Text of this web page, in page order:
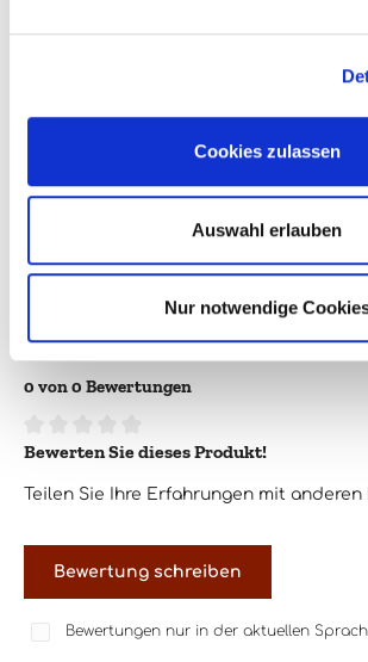
Cookies zulassen
Auswahl erlauben
Nur notwendige
Enthält Sulfite:
Verpackungsgröße: 1
0 von 0 Bewertungen
Durchschnittliche Bewertung von 0 von 5
Bewerten Sie dieses Produkt!
Teilen Sie Ihre Erfahrungen mit anderen
Bewertung schreiben
Bewertungen nur in der aktuellen